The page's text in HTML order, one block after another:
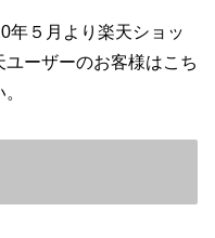
年５月より楽天ショッ
ーザーのお客様はこち